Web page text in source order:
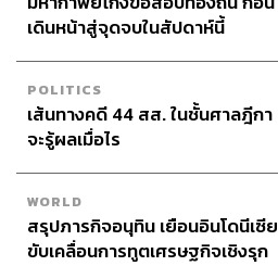
เดินหน้าสู่จุดจบในสัปดาห์นี้
POLITICS
เส้นทางคดี 44 สส. ในชั้นศาลฎีกา
จะรู้ผลเมื่อไร
WORLD
สรุปภารกิจอนุทิน เยือนอินโดนีเซีย
ขับเคลื่อนการทูตเศรษฐกิจเชิงรุก